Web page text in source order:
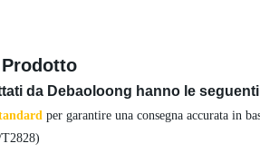
da Debaoloong hanno le
per garantire una consegna accurata in